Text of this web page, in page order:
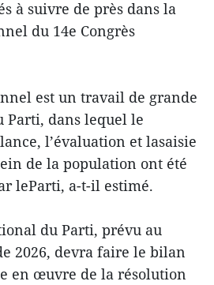
à suivre de près dans la
du 14e Congrès
est un travail de grande
dans lequel le
l’évaluation et lasaisie
de la population ont été
leParti, a-t-il estimé.
du Parti, prévu au
2026, devra faire le bilan
en œuvre de la résolution